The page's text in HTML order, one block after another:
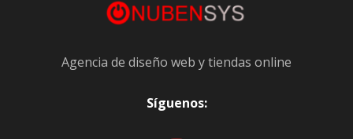
Agencia de diseño web y tiendas online
Síguenos: